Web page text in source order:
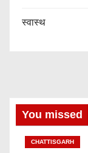
स्वास्थ
You missed
CHATTISGARH